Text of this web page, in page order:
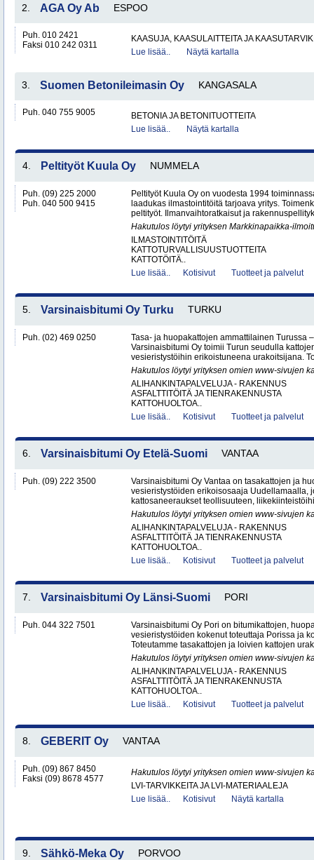
2. AGA Oy Ab ESPOO
Puh. 010 2421
Faksi 010 242 0311
KAASUJA, KAASULAITTEITA JA
Lue lisää..
Näytä kartalla
3. Suomen Betonileimasin Oy KANGASALA
Puh. 040 755 9005
BETONIA JA BETONITUOTTEITA
Lue lisää..
Näytä kartalla
4. Peltityöt Kuula Oy NUMMELA
Puh. (09) 225 2000
Puh. 040 500 9415
Peltityöt Kuula Oy on vuodesta 1994
laadukas ilmastointitöitä tarjoava yritys.
peltityöt. Ilmanvaihtoratkaisut ja
Hakutulos löytyi yrityksen Markkinapaikka-
ILMASTOINTITÖITÄ
KATTOTURVALLISUUSTUOTTEITA
KATTOTÖITÄ..
Lue lisää..
Kotisivut Tuotteet ja palvelut
5. Varsinaisbitumi Oy Turku TURKU
Puh. (02) 469 0250
Tasa- ja huopakattojen ammattilainen Turussa
Varsinaisbitumi Oy toimii Turun seudulla
vesieristystöihin erikoistuneena urakoitsijana.
Hakutulos löytyi yrityksen omien www-sivujen
ALIHANKINTAPALVELUJA - RAKENNUS
ASFALTTITÖITÄ JA TIENRAKENNUSTA
KATTOHUOLTOA..
Lue lisää..
Kotisivut Tuotteet ja palvelut
6. Varsinaisbitumi Oy Etelä-Suomi VANTAA
Puh. (09) 222 3500
Varsinaisbitumi Oy Vantaa on tasakattojen ja
vesieristystöiden erikoisosaaja Uudellamaalla,
kattosaneeraukset teollisuuteen,
Hakutulos löytyi yrityksen omien www-sivujen
ALIHANKINTAPALVELUJA - RAKENNUS
ASFALTTITÖITÄ JA TIENRAKENNUSTA
KATTOHUOLTOA..
Lue lisää..
Kotisivut Tuotteet ja palvelut
7. Varsinaisbitumi Oy Länsi-Suomi PORI
Puh. 044 322 7501
Varsinaisbitumi Oy Pori on bitumikattojen,
vesieristystöiden kokenut toteuttaja Porissa ja
Toteutamme tasakattojen ja loivien kattojen
Hakutulos löytyi yrityksen omien www-sivujen
ALIHANKINTAPALVELUJA - RAKENNUS
ASFALTTITÖITÄ JA TIENRAKENNUSTA
KATTOHUOLTOA..
Lue lisää..
Kotisivut Tuotteet ja palvelut
8. GEBERIT Oy VANTAA
Puh. (09) 867 8450
Faksi (09) 8678 4577
Hakutulos löytyi yrityksen omien www-sivujen
LVI-TARVIKKEITA JA LVI-MATERIAALEJA
Lue lisää..
Kotisivut Näytä kartalla
9. Sähkö-Meka Oy PORVOO